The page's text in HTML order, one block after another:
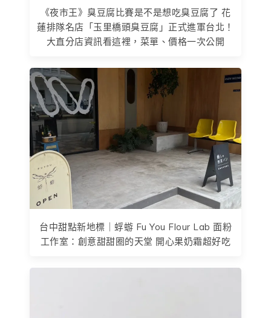
《夜市王》臭豆腐比賽是不是想吃臭豆腐了 花
蓮排隊名店「玉里橋頭臭豆腐」正式進軍台北！
大直分店資訊看這裡，菜單、價格一次公開
台中甜點新地標｜蜉蝣 Fu You Flour Lab 面粉
工作室：創意甜甜圈的天堂 開心果奶霜超好吃